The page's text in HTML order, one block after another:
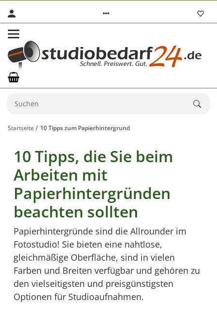
Startseite 10 Tipps zum Papierhintergrund
10 Tipps, die Sie beim
Arbeiten mit
Papierhintergründen
beachten sollten
Papierhintergründe sind die Allrounder im
Fotostudio! Sie bieten eine nahtlose,
gleichmäßige Oberfläche, sind in vielen
Farben und Breiten verfügbar und gehören zu
den vielseitigsten und preisgünstigsten
Optionen für Studioaufnahmen.